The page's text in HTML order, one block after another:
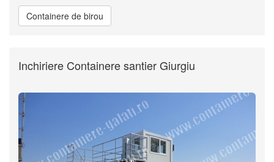
Containere de birou
Inchiriere Containere santier Giurgiu